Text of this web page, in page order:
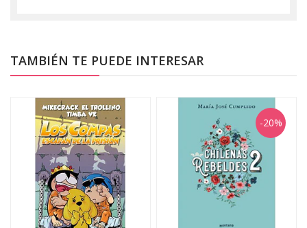
TAMBIÉN TE PUEDE INTERESAR
-20%